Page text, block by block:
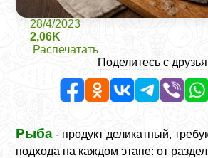
28/4/2023
2,06K
Распечатать
Поделитесь с
Рыба - продукт деликатный,
подхода на каждом этапе: от